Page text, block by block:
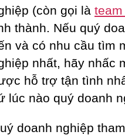
(còn gọi là
thành. Nếu quý
và có nhu cầu tìm
nhất, hãy nhấc
hỗ trợ tận tình
lúc nào quý doanh
doanh nghiệp